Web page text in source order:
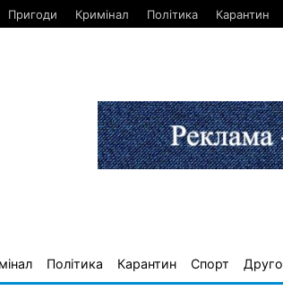
Пригоди Кримінал Політика Карантин
Політика Карантин Спорт